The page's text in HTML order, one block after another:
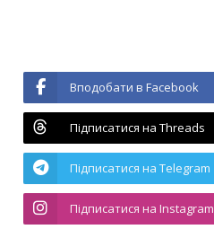
Вподобати в Facebook
Підписатися на Threads
Підписатися на Telegram
Підписатися на Instagram